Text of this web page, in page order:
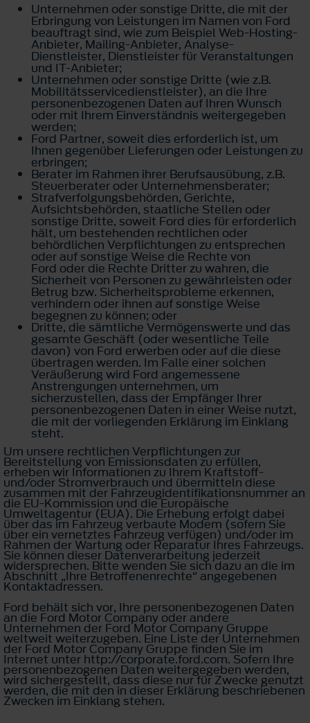
Unternehmen oder sonstige Dritte, die mit der
Erbringung von Leistungen im Namen von Ford
beauftragt sind, wie zum Beispiel Web-Hosting-
Anbieter, Mailing-Anbieter, Analyse-
Dienstleister, Dienstleister für Veranstaltungen
und IT-Anbieter;
Unternehmen oder sonstige Dritte (wie z.B.
Mobilitätsservicedienstleister), an die Ihre
personenbezogenen Daten auf Ihren Wunsch
oder mit Ihrem Einverständnis weitergegeben
werden;
Ford Partner, soweit dies erforderlich ist, um
Ihnen gegenüber Lieferungen oder Leistungen zu
erbringen;
Berater im Rahmen ihrer Berufsausübung, z.B.
Steuerberater oder Unternehmensberater;
Strafverfolgungsbehörden, Gerichte,
Aufsichtsbehörden, staatliche Stellen oder
sonstige Dritte, soweit Ford dies für erforderlich
hält, um bestehenden rechtlichen oder
behördlichen Verpflichtungen zu entsprechen
oder auf sonstige Weise die Rechte von
Ford oder die Rechte Dritter zu wahren, die
Sicherheit von Personen zu gewährleisten oder
Betrug bzw. Sicherheitsprobleme erkennen,
verhindern oder ihnen auf sonstige Weise
begegnen zu können; oder
Dritte, die sämtliche Vermögenswerte und das
gesamte Geschäft (oder wesentliche Teile
davon) von Ford erwerben oder auf die diese
übertragen werden. Im Falle einer solchen
Veräußerung wird Ford angemessene
Anstrengungen unternehmen, um
sicherzustellen, dass der Empfänger Ihrer
personenbezogenen Daten in einer Weise nutzt,
die mit der vorliegenden Erklärung im Einklang
steht.
Um unsere rechtlichen Verpflichtungen zur
Bereitstellung von Emissionsdaten zu erfüllen,
erheben wir Informationen zu Ihrem Kraftstoff-
und/oder Stromverbrauch und übermitteln diese
zusammen mit der Fahrzeugidentifikationsnummer an
die EU-Kommission und die Europäische
Umweltagentur (EUA). Die Erhebung erfolgt dabei
über das im Fahrzeug verbaute Modem (sofern Sie
über ein vernetztes Fahrzeug verfügen) und/oder im
Rahmen der Wartung oder Reparatur Ihres Fahrzeugs.
Sie können dieser Datenverarbeitung jederzeit
widersprechen. Bitte wenden Sie sich dazu an die im
Abschnitt „Ihre Betroffenenrechte“ angegebenen
Kontaktadressen.
Ford behält sich vor, Ihre personenbezogenen Daten
an die Ford Motor Company oder andere
Unternehmen der Ford Motor Company Gruppe
weltweit weiterzugeben. Eine Liste der Unternehmen
der Ford Motor Company Gruppe finden Sie im
Internet unter http://corporate.ford.com. Sofern Ihre
personenbezogenen Daten weitergegeben werden,
wird sichergestellt, dass diese nur für Zwecke genutzt
werden, die mit den in dieser Erklärung beschriebenen
Zwecken im Einklang stehen.